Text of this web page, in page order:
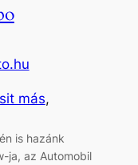
más
is hazánk
ja, az Automobil